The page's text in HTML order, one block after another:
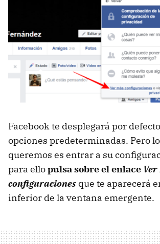
Facebook te desplegará por
opciones predeterminadas. Pero
queremos es entrar a su
para ellopulsa sobre el enlace
configuraciones que te aparecerá
inferior de la ventana emergente.